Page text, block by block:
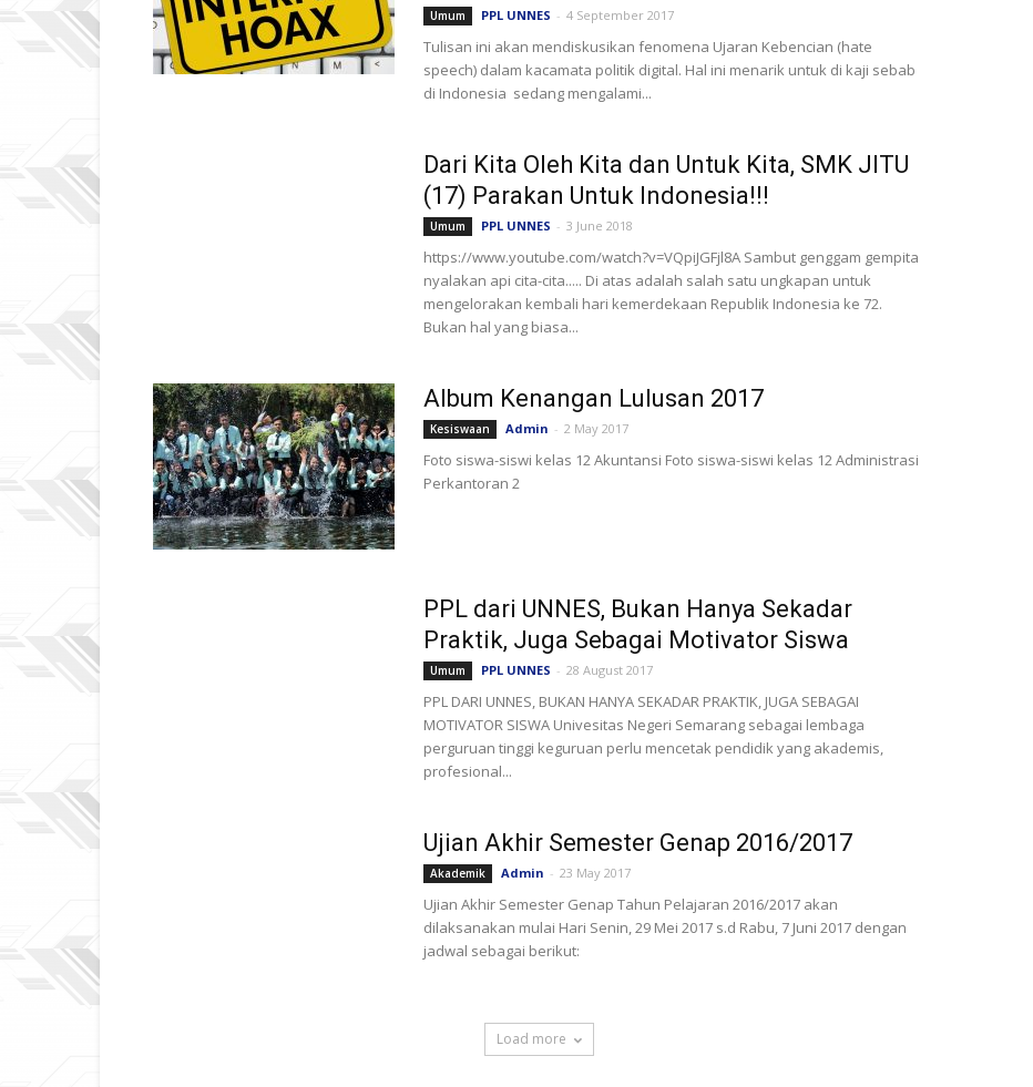
Umum PPL UNNES - 4 September 2017
Tulisan ini akan mendiskusikan fenomena Ujaran Kebencian (hate
speech) dalam kacamata politik digital. Hal ini menarik untuk di kaji sebab
di Indonesia sedang mengalami...
Dari Kita Oleh Kita dan Untuk Kita, SMK JITU
(17) Parakan Untuk Indonesia!!!
Umum PPL UNNES - 3 June 2018
https://www.youtube.com/watch?v=VQpiJGFjl8A Sambut genggam gempita
nyalakan api cita-cita..... Di atas adalah salah satu ungkapan untuk
mengelorakan kembali hari kemerdekaan Republik Indonesia ke 72.
Bukan hal yang biasa...
Album Kenangan Lulusan 2017
Kesiswaan Admin - 2 May 2017
Foto siswa-siswi kelas 12 Akuntansi Foto siswa-siswi kelas 12 Administrasi
Perkantoran 2
PPL dari UNNES, Bukan Hanya Sekadar
Praktik, Juga Sebagai Motivator Siswa
Umum PPL UNNES - 28 August 2017
PPL DARI UNNES, BUKAN HANYA SEKADAR PRAKTIK, JUGA SEBAGAI
MOTIVATOR SISWA Univesitas Negeri Semarang sebagai lembaga
perguruan tinggi keguruan perlu mencetak pendidik yang akademis,
profesional...
Ujian Akhir Semester Genap 2016/2017
Akademik Admin - 23 May 2017
Ujian Akhir Semester Genap Tahun Pelajaran 2016/2017 akan
dilaksanakan mulai Hari Senin, 29 Mei 2017 s.d Rabu, 7 Juni 2017 dengan
jadwal sebagai berikut:
Load more